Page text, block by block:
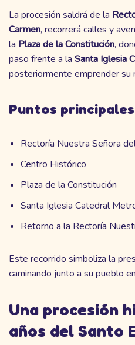
La procesión saldrá de la
Carmen, recorrerá calles y
la Plaza de la Constitución,
paso frente a la Santa Iglesia
posteriormente emprender su
Puntos
Rectoría Nuestra Señora
Centro Histórico
Plaza de la Constitución
Santa Iglesia Catedral
Retorno a la Rectoría
Este recorrido simboliza la
caminando junto a su pueblo
Una procesión
años del Santo